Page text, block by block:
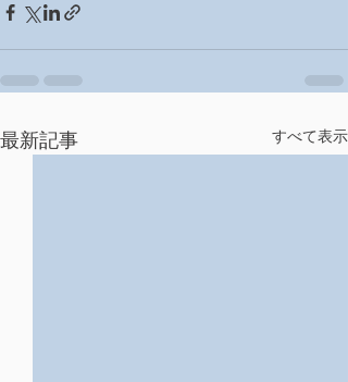
最新記事 すべて表示